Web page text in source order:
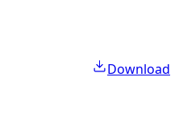
Download